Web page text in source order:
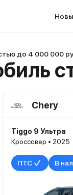
до 4 000 000
Chery
Tiggo 9 Ультра
Кроссовер • 2025
ПТС В